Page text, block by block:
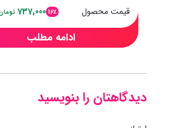
قیمت محصول 16٪ 737,000
ادامه مطلب
دیدگاهتان را بنویسید